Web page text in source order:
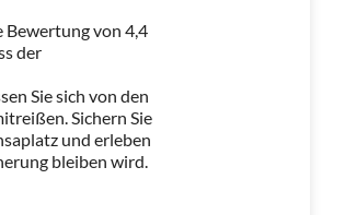
Bewertung von 4,4
der
Sie sich von den
Sichern Sie
und erleben
bleiben wird.